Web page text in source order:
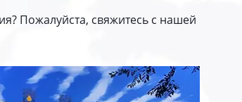
Пожалуйста, свяжитесь с нашей